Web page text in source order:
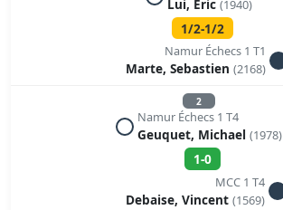
Lui, Eric (1940)
1/2-1/2
Namur Échecs 1 T1
Marte, Sebastien (2168)
2
Namur Échecs 1 T4
Geuquet, Michael (1978)
1-0
MCC 1 T4
Debaise, Vincent (1569)